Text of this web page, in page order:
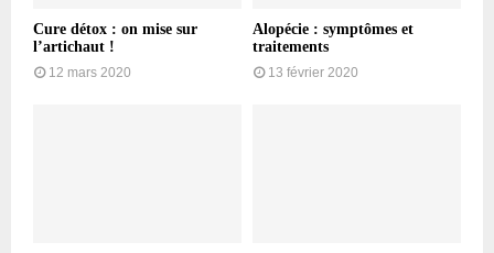
Cure détox : on mise sur
l’artichaut !
12 mars 2020
Alopécie : symptômes et
traitements
13 février 2020